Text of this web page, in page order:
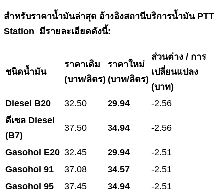
สำหรับราคาน้ำมันล่าสุด อ้างอิงสถานีบริการน้ำมัน PTT
Station มีรายละเอียดดังนี้:
ชนิดน้ำมัน
ราคาเดิม
(บาท/ลิตร)
ราคาใหม่
(บาท/ลิตร)
ส่วนต่าง / การ
เปลี่ยนแปลง
(บาท)
Diesel B20
32.50 29.94
-2.56
ดีเซล Diesel
(B7)
37.50 34.94 -2.56
Gasohol E20 32.45 29.94
-2.51
Gasohol 91
37.08 34.57
-2.51
Gasohol 95
37.45 34.94 -2.51